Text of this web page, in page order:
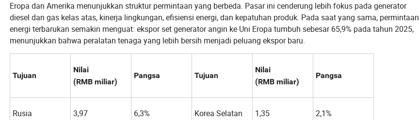
Eropa dan Amerika menunjukkan struktur permintaan yang berbeda. Pasar ini cenderung lebih fokus pada generator
diesel dan gas kelas atas, kinerja lingkungan, efisiensi energi, dan kepatuhan produk. Pada saat yang sama, permintaan
energi terbarukan semakin menguat: ekspor set generator angin ke Uni Eropa tumbuh sebesar 65,9% pada tahun 2025,
menunjukkan bahwa peralatan tenaga yang lebih bersih menjadi peluang ekspor baru.
Tujuan
Nilai
(RMB miliar)
Pangsa Tujuan
Nilai
(RMB miliar)
Pangsa
Rusia 3,97 6,3% Korea Selatan 1,35 2,1%